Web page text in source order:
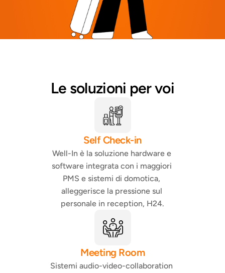
Le soluzioni per voi
Self Check-in
Well-In è la soluzione hardware e
software integrata con i maggiori
PMS e sistemi di domotica,
alleggerisce la pressione sul
personale in reception, H24.
Meeting Room
Sistemi audio-video-collaboration